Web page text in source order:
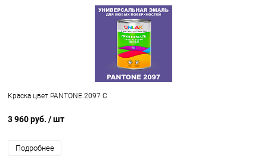
Краска цвет PANTONE 2097 C
3 960 руб. / шт
Подробнее